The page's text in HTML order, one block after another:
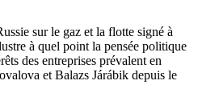
sur le gaz et la flotte signé à
à quel point la pensée politique
des entreprises prévalent en
et Balazs Járábik depuis le